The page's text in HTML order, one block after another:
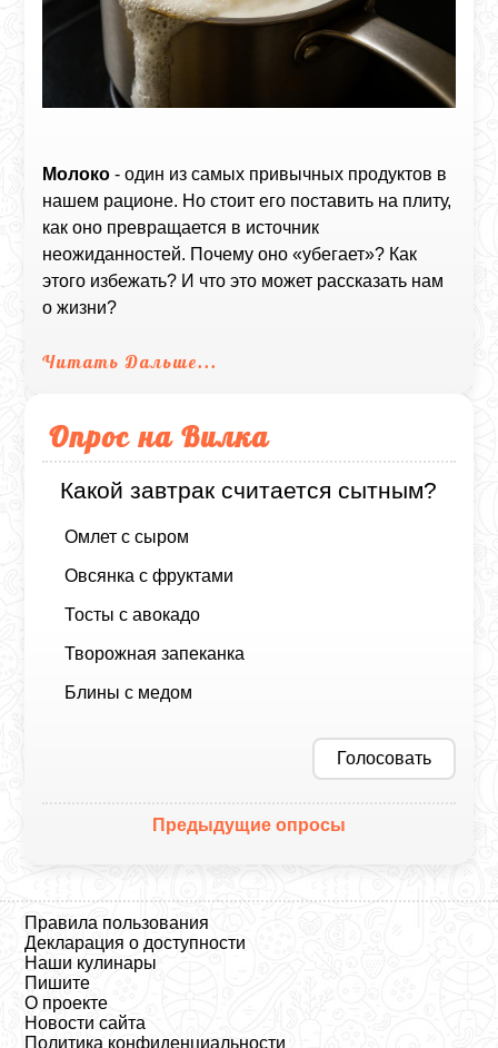
Молоко - один из самых привычных продуктов в
нашем рационе. Но стоит его поставить на плиту,
как оно превращается в источник
неожиданностей. Почему оно «убегает»? Как
этого избежать? И что это может рассказать нам
о жизни?
Читать Дальше...
Опрос на Вилка
Какой завтрак считается сытным?
Омлет с сыром
Овсянка с фруктами
Тосты с авокадо
Творожная запеканка
Блины с медом
Голосовать
Предыдущие опросы
Правила пользования
Декларация о доступности
Наши кулинары
Пишите
О проекте
Новости сайта
Политика конфиденциальности